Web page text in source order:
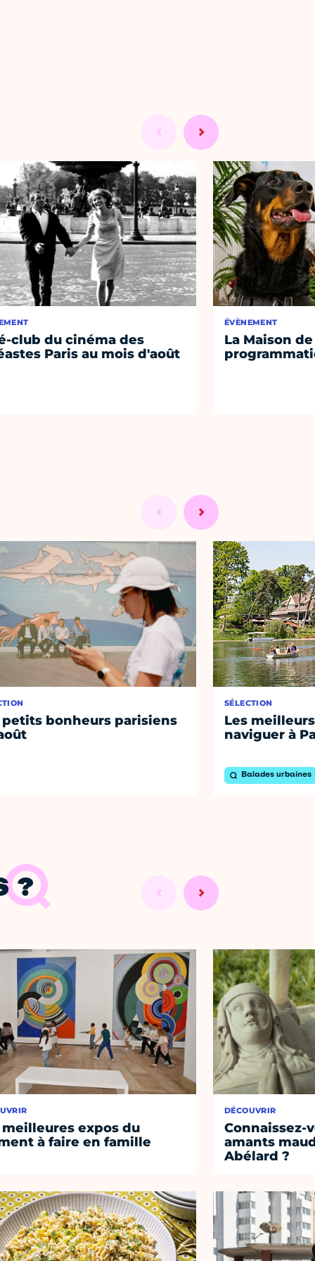
club du cinéma des
Paris au mois d'août
ÉVÈNEMENT
La Maison
petits bonheurs parisiens
SÉLECTION
Les
naviguer à
Balades urbaines
?
meilleures expos du
à faire en famille
DÉCOUVRIR
Connaissez-
amants
Abélard ?